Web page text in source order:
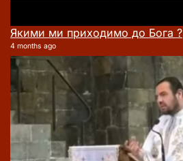
Якими ми приходимо до Бога ?
4 months ago